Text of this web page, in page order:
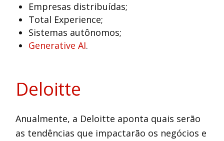
Empresas distribuídas;
Total Experience;
Sistemas autônomos;
Generative AI.
Deloitte
Anualmente, a Deloitte aponta quais serão
as tendências que impactarão os negócios e